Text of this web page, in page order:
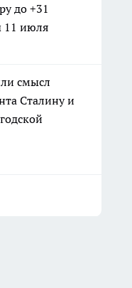
до +31
11 июля
смысл
Сталину и